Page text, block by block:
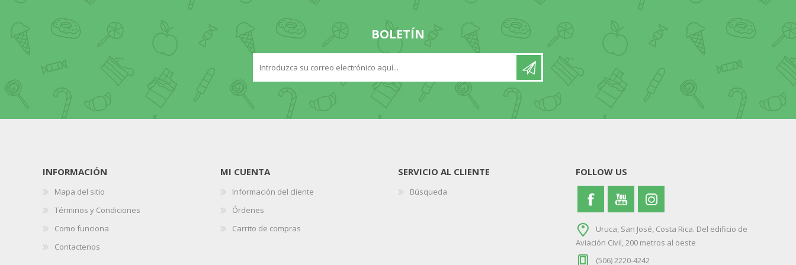
BOLETÍN
INFORMACIÓN
Mapa del sitio
Términos y Condiciones
Como funciona
Contactenos
MI CUENTA
Información del cliente
Órdenes
Carrito de compras
SERVICIO AL CLIENTE
Búsqueda
FOLLOW US
Uruca, San José, Costa Rica. Del edificio de
Aviación Civil, 200 metros al oeste
(506) 2220-4242